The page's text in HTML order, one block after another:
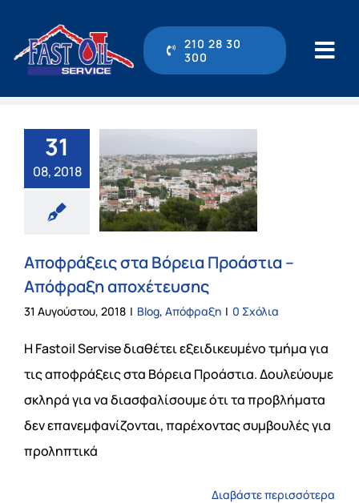
περιεχόμενο
210 28 30
300
Αρχική
Η εταιρεία
Υπηρεσίες
Online Υπηρεσίες
Blog
31
08, 2018
Αποφράξεις στα Βόρεια Προάστια –
Απόφραξη αποχέτευσης
31 Αυγούστου, 2018 | Blog, Απόφραξη | 0 Σχόλια
Η Fastoil Servise διαθέτει εξειδικευμένο τμήμα για
τις αποφράξεις στα Βόρεια Προάστια. Δουλεύουμε
σκληρά για να διασφαλίσουμε ότι τα προβλήματα
δεν επανεμφανίζονται, παρέχοντας συμβουλές για
προληπτικά
Διαβάστε περισσότερα